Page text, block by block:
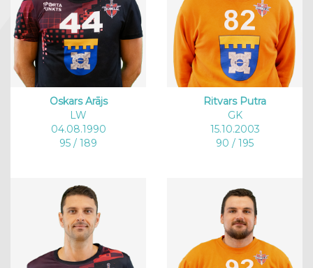
Oskars Arājs
LW
04.08.1990
95 / 189
Ritvars Putra
GK
15.10.2003
90 / 195